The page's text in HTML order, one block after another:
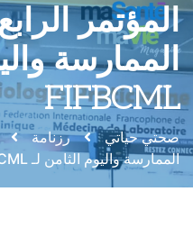
المؤتمر
الممارسة
FIFBCML
صحتي حياتي رزنامة
الممارسة واليوم الثامن لـ FIFBCML